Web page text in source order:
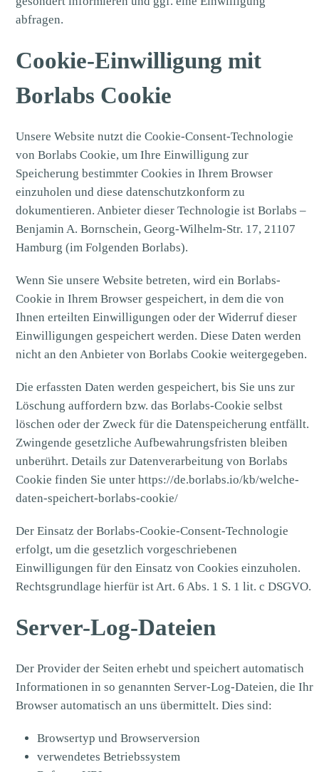
abfragen.
Cookie-Einwilligung mit
Borlabs Cookie
Unsere Website nutzt die Cookie-Consent-Technologie
von Borlabs Cookie, um Ihre Einwilligung zur
Speicherung bestimmter Cookies in Ihrem Browser
einzuholen und diese datenschutzkonform zu
dokumentieren. Anbieter dieser Technologie ist Borlabs –
Benjamin A. Bornschein, Georg-Wilhelm-Str. 17, 21107
Hamburg (im Folgenden Borlabs).
Wenn Sie unsere Website betreten, wird ein Borlabs-
Cookie in Ihrem Browser gespeichert, in dem die von
Ihnen erteilten Einwilligungen oder der Widerruf dieser
Einwilligungen gespeichert werden. Diese Daten werden
nicht an den Anbieter von Borlabs Cookie weitergegeben.
Die erfassten Daten werden gespeichert, bis Sie uns zur
Löschung auffordern bzw. das Borlabs-Cookie selbst
löschen oder der Zweck für die Datenspeicherung entfällt.
Zwingende gesetzliche Aufbewahrungsfristen bleiben
unberührt. Details zur Datenverarbeitung von Borlabs
Cookie finden Sie unterhttps://de.borlabs.io/kb/welche-
daten-speichert-borlabs-cookie/
Der Einsatz der Borlabs-Cookie-Consent-Technologie
erfolgt, um die gesetzlich vorgeschriebenen
Einwilligungen für den Einsatz von Cookies einzuholen.
Rechtsgrundlage hierfür ist Art. 6 Abs. 1 S. 1 lit. c DSGVO.
Server-Log-Dateien
Der Provider der Seiten erhebt und speichert automatisch
Informationen in so genannten Server-Log-Dateien, die Ihr
Browser automatisch an uns übermittelt. Dies sind:
Browsertyp und Browserversion
verwendetes Betriebssystem